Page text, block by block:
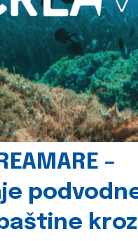
–
kroz